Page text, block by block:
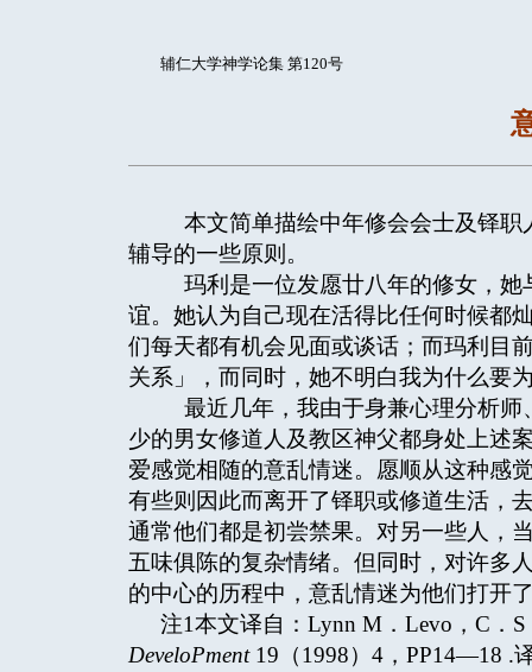
辅仁大学神学论集 第120号
本文简单描绘中年修会会士及铎职
辅导的一些原则。
玛利是一位发愿廿八年的修女，她
谊。她认为自己现在活得比任何时候都
们每天都有机会见面或谈话；而玛利目
关系」，而同时，她不明白我为什么要
最近几年，我由于身兼心理分析师
少的男女修道人及教区神父都身处上述
爱感觉相随的意乱情迷。愿顺从这种感
有些则因此而离开了铎职或修道生活，
通常他们都是初尝禁果。对另一些人，
五味俱陈的复杂情绪。但同时，对许多
的中心的历程中，意乱情迷为他们打开
注1本文译自：Lynn M．Levo，C．S
DeveloPment 19（1998）4，PP14—18 .